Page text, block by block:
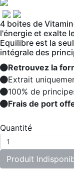
4 boites de
l'énergie et exalte
Equilibre est la
intégrale des
Retrouvez la
Extrait
100% de
Frais de port
Quantité
Produit